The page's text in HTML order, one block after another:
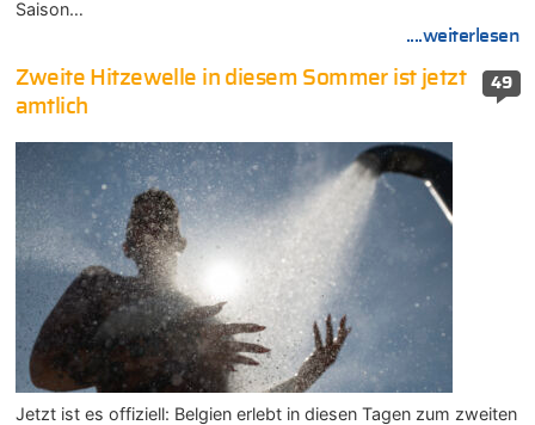
Saison…
....weiterlesen
49
Zweite Hitzewelle in diesem Sommer ist jetzt
amtlich
Jetzt ist es offiziell: Belgien erlebt in diesen Tagen zum zweiten